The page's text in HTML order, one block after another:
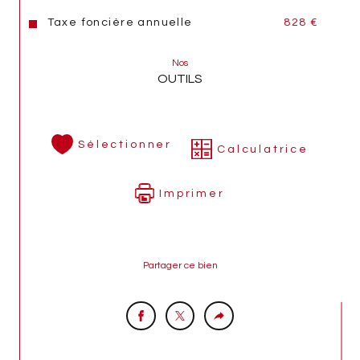
Taxe foncière annuelle 828 €
Nos
OUTILS
Sélectionner Calculatrice
Imprimer
Partager ce bien